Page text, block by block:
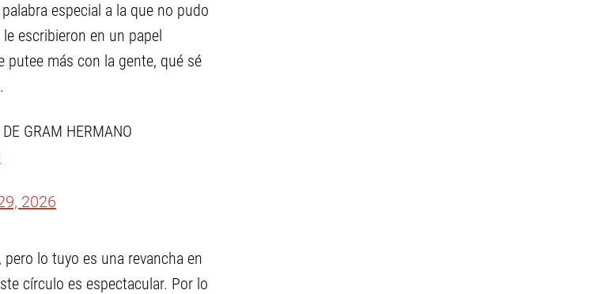
especial a la que no pudo
escribieron en un papel
putee más con la gente, qué sé
GRAM HERMANO
2026
lo tuyo es una revancha en
círculo es espectacular. Por lo